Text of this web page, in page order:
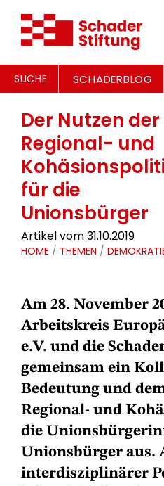
SUCHE SCHADERBLOG
Der Nutzen der
Regional- und
für die
Unionsbürger
Artikel vom 31.10.2019
HOME / THEMEN /
Am 28. November
Arbeitskreis
e.V. und die
gemeinsam ein
Bedeutung und
Regional- und
die
Unionsbürger aus.
interdisziplinärer